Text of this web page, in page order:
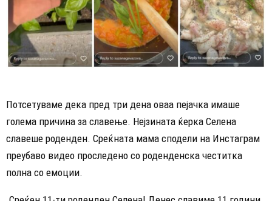
Потсетуваме дека пред три дена оваа пејачка имаше
голема причина за славење. Нејзината ќерка Селена
славеше роденден. Среќната мама сподели на Инстаграм
преубаво видео проследено со роденденска честитка
полна со емоции.